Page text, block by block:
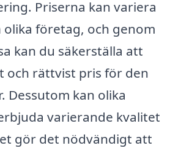
Priserna kan variera
olika företag, och genom
kan du säkerställa att
och rättvist pris för den
Dessutom kan olika
varierande kvalitet
gör det nödvändigt att